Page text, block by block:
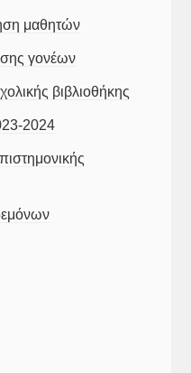
μαθητών
γονέων
βιβλιοθήκης
2024